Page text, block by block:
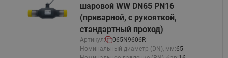
шаровой WW DN65 PN16
(приварной, с рукояткой,
стандартный проход)
Артикул:
065N9606R
Номинальный диаметр (DN), мм:65